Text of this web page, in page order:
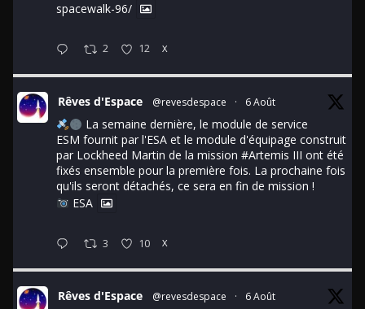
spacewalk-96/
2 12 X
Rêves d'Espace @revesdespace · 6 Août
La semaine dernière, le module de service
ESM fournit par l'ESA et le module d'équipage construit
par Lockheed Martin de la mission #Artemis III ont été
fixés ensemble pour la première fois. La prochaine fois
qu'ils seront détachés, ce sera en fin de mission !
ESA
3 10 X
Rêves d'Espace @revesdespace · 6 Août